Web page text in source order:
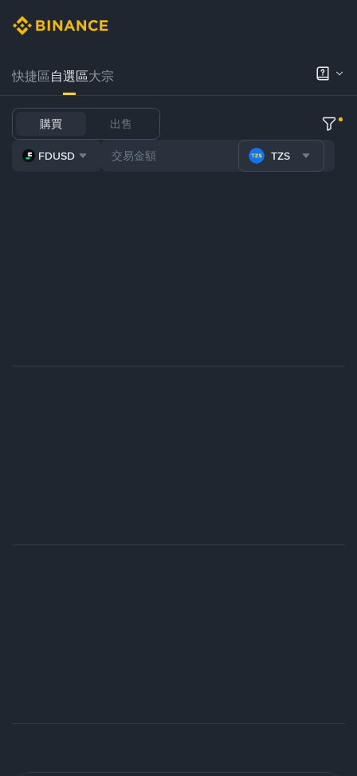
快捷區自選區大宗
購買 出售
FDUSD TZS